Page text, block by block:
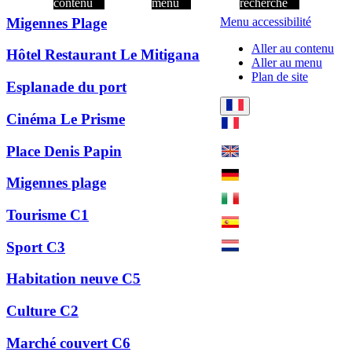
Menu accessibilité
Aller au contenu
Aller au menu
Plan de site
Migennes Plage
Hôtel Restaurant Le Mitigana
Esplanade du port
Cinéma Le Prisme
Place Denis Papin
Migennes plage
Tourisme C1
Sport C3
Habitation neuve C5
Culture C2
Marché couvert C6